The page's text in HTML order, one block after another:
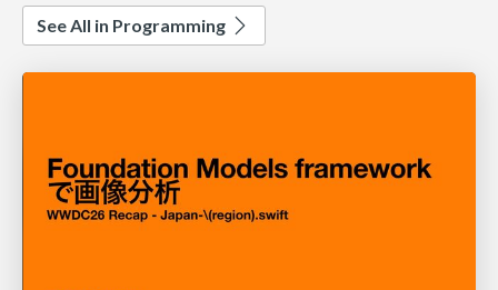
See All in Programming